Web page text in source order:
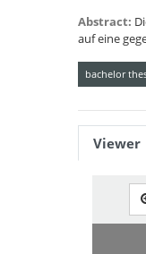
Abstract:
auf eine
bachelor
Viewer